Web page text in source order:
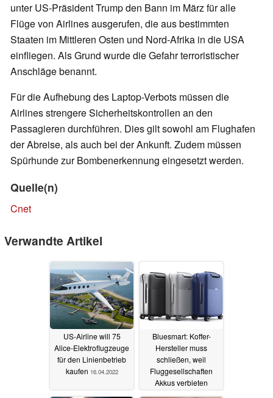
unter US-Präsident Trump den Bann im März für alle
Flüge von Airlines ausgerufen, die aus bestimmten
Staaten im Mittleren Osten und Nord-Afrika in die USA
einfliegen. Als Grund wurde die Gefahr terroristischer
Anschläge benannt.
Für die Aufhebung des Laptop-Verbots müssen die
Airlines strengere Sicherheitskontrollen an den
Passagieren durchführen. Dies gilt sowohl am Flughafen
der Abreise, als auch bei der Ankunft. Zudem müssen
Spürhunde zur Bombenerkennung eingesetzt werden.
Quelle(n)
Cnet
Verwandte Artikel
US-Airline will 75
Alice-Elektroflugzeuge
für den Linienbetrieb
kaufen 16.04.2022
Bluesmart: Koffer-
Hersteller muss
schließen, weil
Fluggesellschaften
Akkus verbieten
06.05.2018